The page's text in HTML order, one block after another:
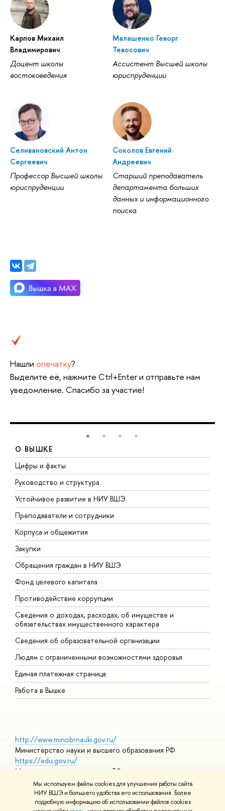
Мы используем файлы cookies для улучшения работы сайта
НИУ ВШЭ и большего удобства его использования. Более
подробную информацию об использовании файлов cookies
Карпов Михаил
Владимирович
Доцент школы
востоковедения
Малашенко Геворг
Тевосович
Ассистент Высшей школы
юриспруденции
Селивановский Антон
Сергеевич
Профессор Высшей школы
юриспруденции
Соколов Евгений
Андреевич
Старший преподаватель
департамента больших
данных и информационного
поиска
Нашли опечатку?
Выделите её, нажмите Ctrl+Enter и отправьте нам
уведомление. Спасибо за участие!
О ВЫШКЕ
Цифры и факты
Руководство и структура
Устойчивое развитие в НИУ ВШЭ
Преподаватели и сотрудники
Корпуса и общежития
Закупки
Обращения граждан в НИУ ВШЭ
Фонд целевого капитала
Противодействие коррупции
Сведения о доходах, расходах, об имуществе и
обязательствах имущественного характера
Сведения об образовательной организации
Людям с ограниченными возможностями здоровья
Единая платежная страница
Работа в Вышке
http://www.minobrnauki.gov.ru/
Министерство науки и высшего образования РФ
https://edu.gov.ru/
Министерство просвещения РФ
https://elearning.hse.ru/mooc
Массовые открытые онлайн-курсы